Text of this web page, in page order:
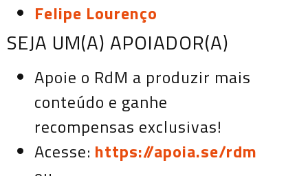
Felipe Lourenço
SEJA UM(A) APOIADOR(A)
Apoie o RdM a produzir mais
conteúdo e ganhe
recompensas exclusivas!
Acesse: https://apoia.se/rdm